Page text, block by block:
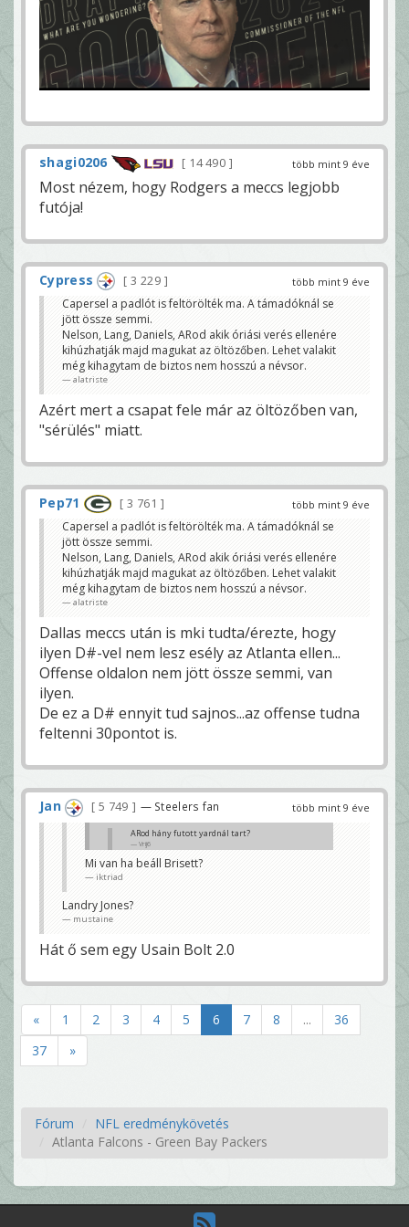
több mint 9 éve
shagi0206 14 490
Most nézem, hogy Rodgers a meccs legjobb
futója!
több mint 9 éve
Cypress
3 229
Capersel a padlót is feltörölték ma. A támadóknál se
jött össze semmi.
Nelson, Lang, Daniels, ARod akik óriási verés ellenére
kihúzhatják majd magukat az öltözőben. Lehet valakit
még kihagytam de biztos nem hosszú a névsor.
alatriste
Azért mert a csapat fele már az öltözőben van,
"sérülés" miatt.
több mint 9 éve
Pep71
3 761
Capersel a padlót is feltörölték ma. A támadóknál se
jött össze semmi.
Nelson, Lang, Daniels, ARod akik óriási verés ellenére
kihúzhatják majd magukat az öltözőben. Lehet valakit
még kihagytam de biztos nem hosszú a névsor.
alatriste
Dallas meccs után is mki tudta/érezte, hogy
ilyen D#-vel nem lesz esély az Atlanta ellen...
Offense oldalon nem jött össze semmi, van
ilyen.
De ez a D# ennyit tud sajnos...az offense tudna
feltenni 30pontot is.
több mint 9 éve
Jan 5 749 — Steelers fan
ARod hány futott yardnál tart?
Vrij6
42
bár a falcons-nak qb futásoktól nem kell tartania
Pep71
Mi van ha beáll Brisett?
iktriad
Landry Jones?
mustaine
Hát ő sem egy Usain Bolt 2.0
« 1 2 3 4 5 6 7 8 ...
36
37
»
Fórum
NFL eredménykövetés
Atlanta Falcons - Green Bay Packers